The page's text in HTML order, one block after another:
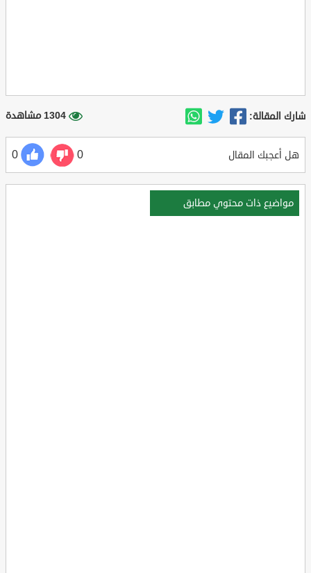
شارك المقالة: 1304 مشاهدة
هل أعجبك المقال 0
0
مواضيع ذات محتوي مطابق